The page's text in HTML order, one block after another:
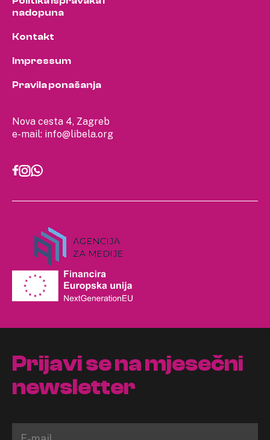
Nova cesta 4, Zagreb
e-mail: info@libela.org
nadopuna
Kontakt
Impressum
Pravila ponašanja
Prijavi se na mjesečni
newsletter